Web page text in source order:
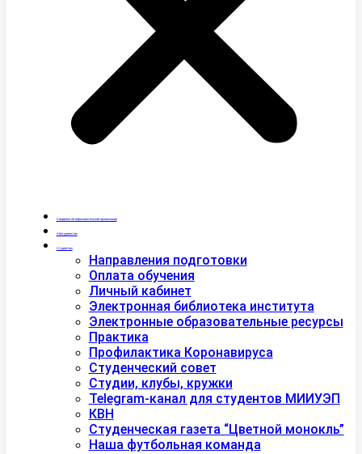
Сведения об образовательной организации
Абитуриентам
Студентам
Направления подготовки
Оплата обучения
Личный кабинет
Электронная библиотека института
Электронные образовательные ресурсы
Практика
Профилактика Коронавируса
Студенческий совет
Студии, клубы, кружки
Telegram-канал для студентов МИИУЭП
КВН
Студенческая газета “Цветной монокль”
Наша футбольная команда